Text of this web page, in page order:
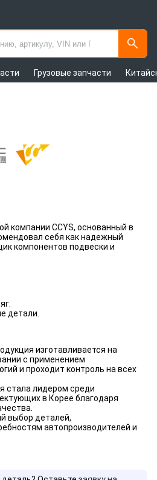
Грузовые запчасти
компании CCYS, основанный в
себя как надежный
компонентов подвески и
детали.
изготавливается на
с применением
и проходит контроль на всех
стала лидером среди
в Корее благодаря
выбор деталей,
автопроизводителей и